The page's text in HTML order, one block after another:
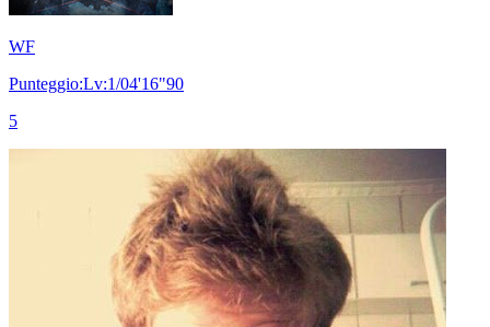
WF
Punteggio:Lv:1/04'16"90
5